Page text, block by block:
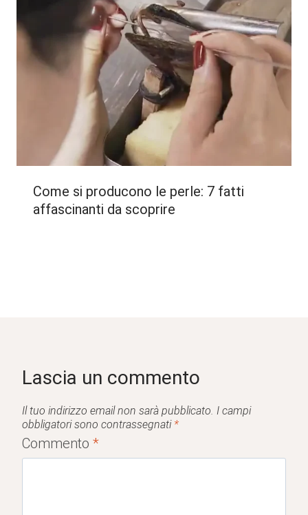
Come si producono le perle: 7 fatti
affascinanti da scoprire
Lascia un commento
Il tuo indirizzo email non sarà pubblicato. I campi
obbligatori sono contrassegnati *
Commento *